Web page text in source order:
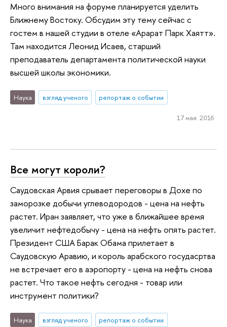
Много внимания на форуме планируется уделить
Ближнему Востоку. Обсудим эту тему сейчас с
гостем в нашей студии в отеле «Арарат Парк Хаятт».
Там находится Леонид Исаев, старший
преподаватель департамента политической науки
высшей школы экономики.
Наука взгляд ученого репортаж о событии
17 мая 2016
Все могут короли?
Саудовская Арвия срывает переговоры в Дохе по
заморозке добычи углеводородов - цена на нефть
растет. Иран заявляет, что уже в ближайшее время
увеличит нефтедобычу - цена на нефть опять растет.
Президент США Барак Обама прилетает в
Саудовскую Аравию, и король арабского госудасртва
не встречает его в аэропорту - цена на нефть снова
растет. Что такое нефть сегодня - товар или
инструмент политики?
Наука взгляд ученого репортаж о событии